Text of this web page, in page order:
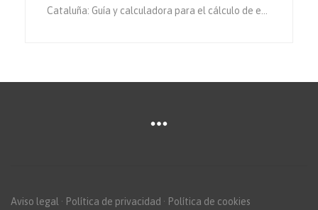
Aviso legal · Política de privacidad · Política de cookies